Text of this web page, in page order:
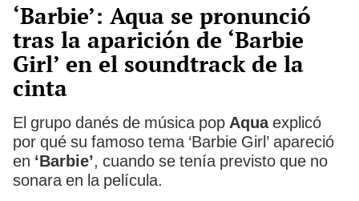
‘Barbie’: Aqua se pronunció
tras la aparición de ‘Barbie
Girl’ en el soundtrack de la
cinta
El grupo danés de música pop Aquaexplicó
por qué su famoso tema ‘Barbie Girl’ apareció
en ‘Barbie’, cuando se tenía previsto que no
sonara en la película.